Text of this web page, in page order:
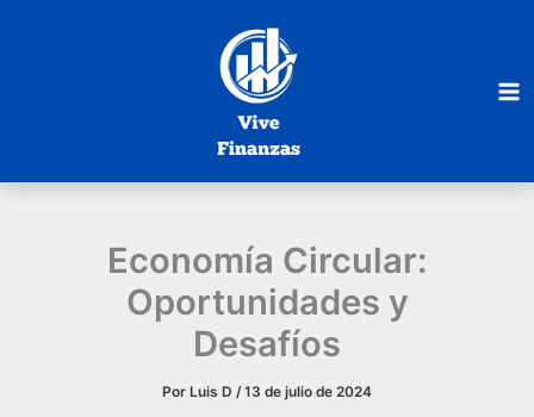
Economía Circular:
Oportunidades y
Desafíos
Por Luis D /13 de julio de 2024